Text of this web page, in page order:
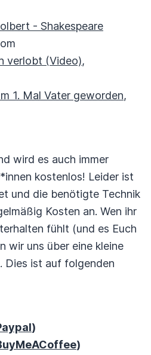
- Shakespeare
verlobt (Video),
1. Mal Vater geworden,
wird es auch immer
kostenlos! Leider ist
und die benötigte Technik
Kosten an. Wen ihr
fühlt (und es Euch
wir uns über eine kleine
Dies ist auf folgenden
)
)